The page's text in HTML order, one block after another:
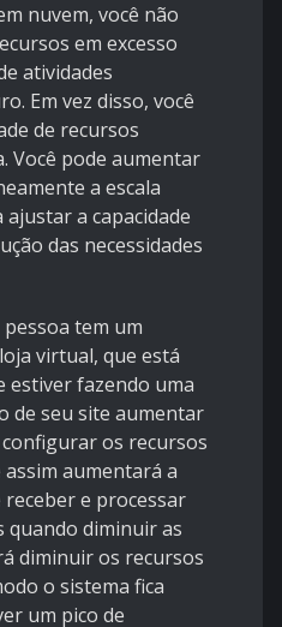
nuvem, você não
em excesso
atividades
Em vez disso, você
de recursos
Você pode aumentar
a escala
a capacidade
das necessidades
tem um
virtual, que está
estiver fazendo uma
de seu site aumentar
os recursos
aumentará a
receber e processar
quando diminuir as
diminuir os recursos
o sistema fica
um pico de